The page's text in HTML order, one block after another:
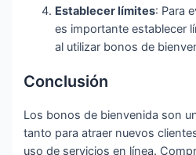
Establecer límites: Para
es importante establecer
al utilizar bonos de
Conclusión
Los bonos de bienvenida son
tanto para atraer nuevos
uso de servicios en línea.